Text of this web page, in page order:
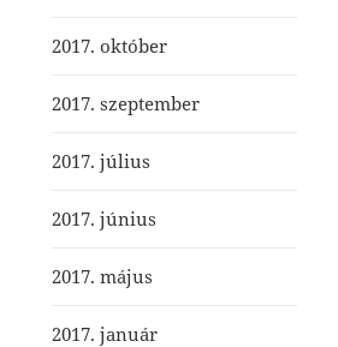
2017. október
2017. szeptember
2017. július
2017. június
2017. május
2017. január